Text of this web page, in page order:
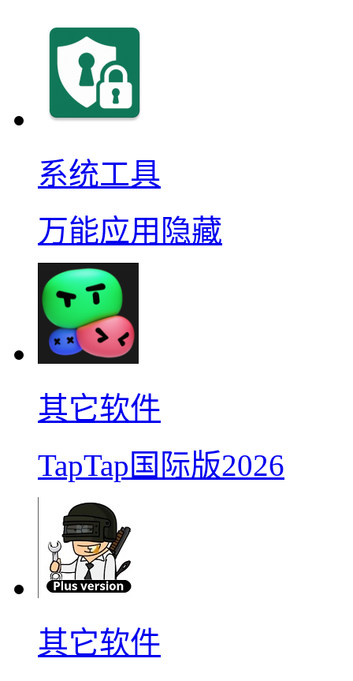
系统工具
万能应用隐藏
其它软件
TapTap国际版2026
其它软件